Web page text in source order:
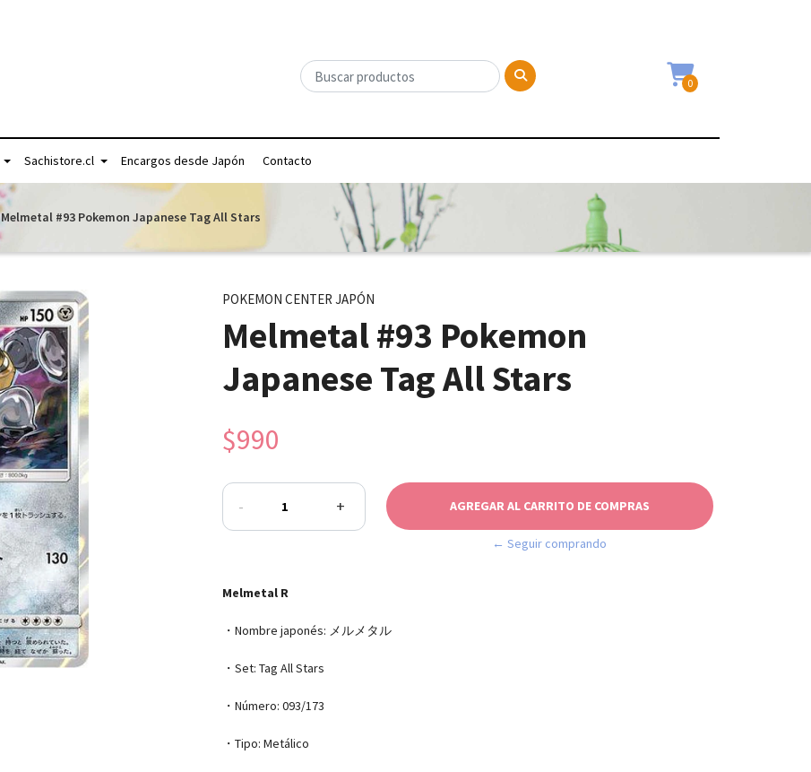
0
Sachistore.cl Encargos desde Japón Contacto
Melmetal #93 Pokemon Japanese Tag All Stars
POKEMON CENTER JAPÓN
Melmetal #93 Pokemon
Japanese Tag All Stars
$990
- +
← Seguir comprando
Melmetal R
・Nombre japonés: メルメタル
・Set: Tag All Stars
・Número: 093/173
・Tipo: Metálico